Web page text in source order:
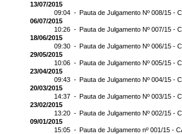
13/07/2015
09:04 - Pauta de Julgamento Nº 008/15 -
06/07/2015
10:26 - Pauta de Julgamento Nº 007/15 -
18/06/2015
09:30 - Pauta de Julgamento Nº 006/15 -
29/05/2015
10:06 - Pauta de Julgamento Nº 005/15 -
23/04/2015
09:43 - Pauta de Julgamento Nº 004/15 -
20/03/2015
14:37 - Pauta de Julgamento Nº 003/15 -
23/02/2015
13:20 - Pauta de Julgamento Nº 002/15 -
09/01/2015
15:05 - Pauta de Julgamento nº 001/15 -